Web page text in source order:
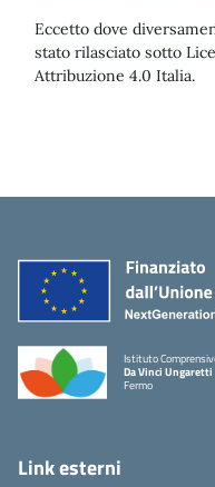
Eccetto dove
stato rilasciato sotto
Attribuzione 4.0 Italia.
Istituto
Da Vinci Ungaretti
Fermo
Link esterni